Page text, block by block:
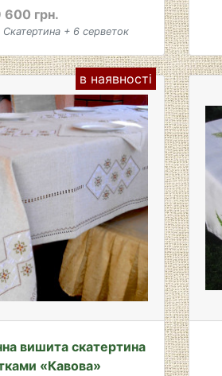
600 грн.
+ 6 серветок
в наявності
вишита скатертина
«Кавова»